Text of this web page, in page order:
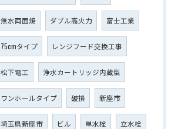
無水両面焼 ダブル高火力 富士工業
75cmタイプ レンジフード交換工事
松下電工 浄水カートリッジ内蔵型
ワンホールタイプ 破損 新座市
埼玉県新座市 ビル 単水栓 立水栓